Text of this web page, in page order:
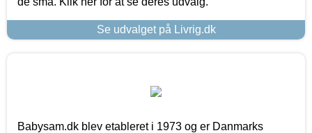
Se udvalget på Livrig.dk
Babysam.dk blev etableret i 1973 og er Danmarks